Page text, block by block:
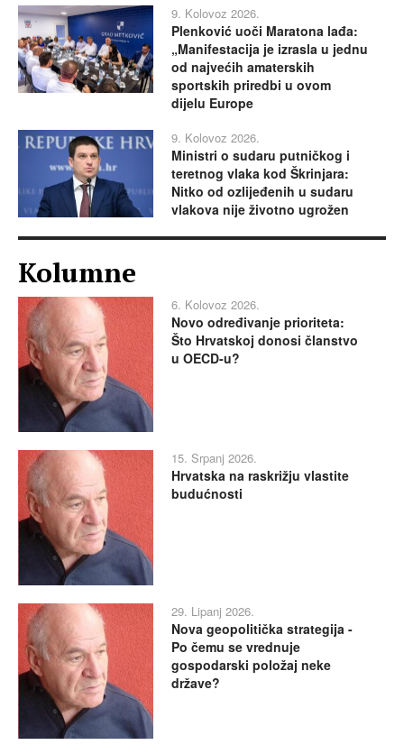
9. Kolovoz 2026.
Plenković uoči Maratona lađa:
„Manifestacija je izrasla u jednu
od najvećih amaterskih
sportskih priredbi u ovom
dijelu Europe
9. Kolovoz 2026.
Ministri o sudaru putničkog i
teretnog vlaka kod Škrinjara:
Nitko od ozlijeđenih u sudaru
vlakova nije životno ugrožen
Kolumne
6. Kolovoz 2026.
Novo određivanje prioriteta:
Što Hrvatskoj donosi članstvo
u OECD-u?
15. Srpanj 2026.
Hrvatska na raskrižju vlastite
budućnosti
29. Lipanj 2026.
Nova geopolitička strategija -
Po čemu se vrednuje
gospodarski položaj neke
države?